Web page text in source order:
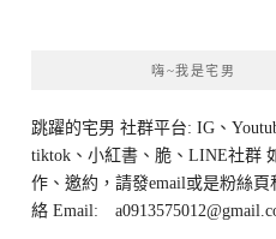
嗨~我是宅男
跳躍的宅男 社群平台: IG、
tiktok、小紅書、脆、LINE社群
作、邀約，請發email或是粉絲頁
絡 Email: